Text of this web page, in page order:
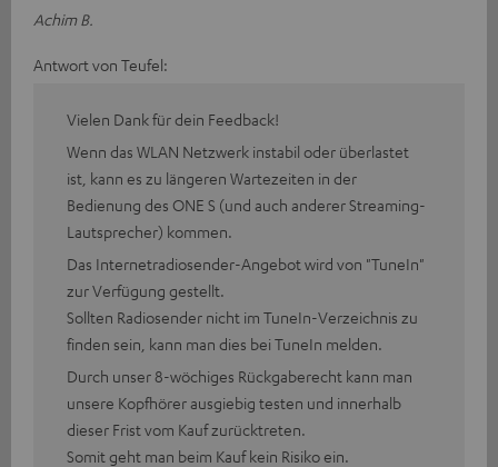
Achim B.
Antwort von Teufel:
Vielen Dank für dein Feedback!
Wenn das WLAN Netzwerk instabil oder überlastet
ist, kann es zu längeren Wartezeiten in der
Bedienung des ONE S (und auch anderer Streaming-
Lautsprecher) kommen.
Das Internetradiosender-Angebot wird von "TuneIn"
zur Verfügung gestellt.
Sollten Radiosender nicht im TuneIn-Verzeichnis zu
finden sein, kann man dies bei TuneIn melden.
Durch unser 8-wöchiges Rückgaberecht kann man
unsere Kopfhörer ausgiebig testen und innerhalb
dieser Frist vom Kauf zurücktreten.
Somit geht man beim Kauf kein Risiko ein.